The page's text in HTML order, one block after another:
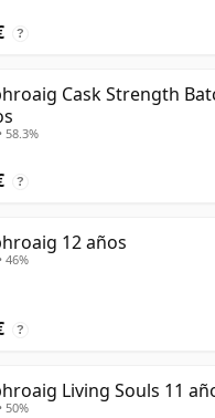
?
Cask Strength
58.3%
?
12 años
46%
?
Living Souls 11
50%